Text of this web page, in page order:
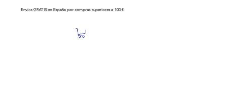
Envíos GRATIS en España por compras superiores a 100 €